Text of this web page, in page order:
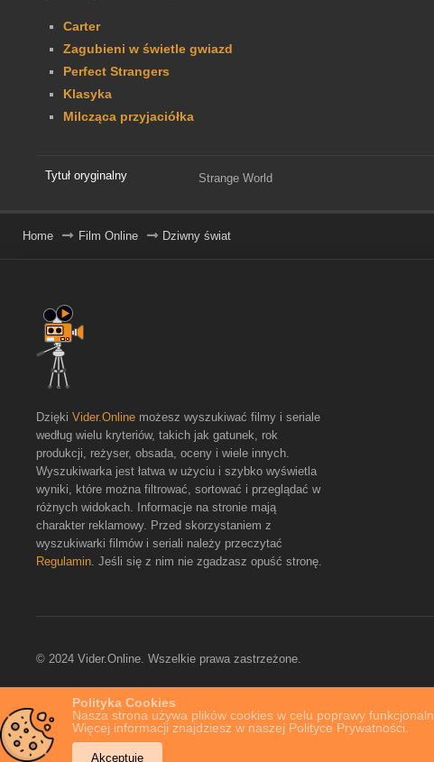
Polityka Cookies
Nasza strona używa plików cookies w celu poprawy
Więcej informacji znajdziesz w naszej Polityce Prywatności.
Akceptuję
Carter
Zagubieni w świetle gwiazd
Perfect Strangers
Klasyka
Milcząca przyjaciółka
Tytuł oryginalny Strange World
Home Film Online Dziwny świat
Dzięki Vider.Online możesz wyszukiwać filmy i seriale
według wielu kryteriów, takich jak gatunek, rok
produkcji, reżyser, obsada, oceny i wiele innych.
Wyszukiwarka jest łatwa w użyciu i szybko wyświetla
wyniki, które można filtrować, sortować i przeglądać w
różnych widokach. Informacje na stronie mają
charakter reklamowy. Przed skorzystaniem z
wyszukiwarki filmów i seriali należy przeczytać
Regulamin. Jeśli się z nim nie zgadzasz opuść stronę.
© 2024 Vider.Online. Wszelkie prawa zastrzeżone.